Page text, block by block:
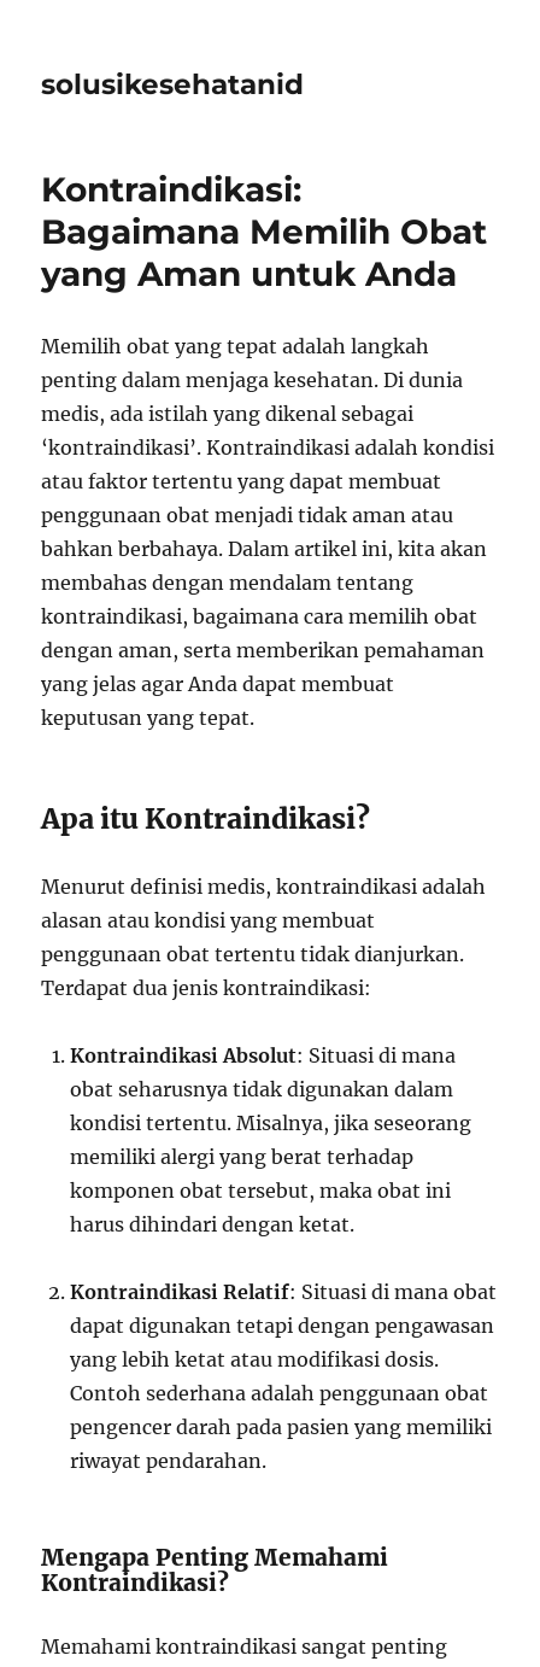
solusikesehatanid
Kontraindikasi:
Bagaimana Memilih Obat
yang Aman untuk Anda
Memilih obat yang tepat adalah langkah
penting dalam menjaga kesehatan. Di dunia
medis, ada istilah yang dikenal sebagai
‘kontraindikasi’. Kontraindikasi adalah kondisi
atau faktor tertentu yang dapat membuat
penggunaan obat menjadi tidak aman atau
bahkan berbahaya. Dalam artikel ini, kita akan
membahas dengan mendalam tentang
kontraindikasi, bagaimana cara memilih obat
dengan aman, serta memberikan pemahaman
yang jelas agar Anda dapat membuat
keputusan yang tepat.
Apa itu Kontraindikasi?
Menurut definisi medis, kontraindikasi adalah
alasan atau kondisi yang membuat
penggunaan obat tertentu tidak dianjurkan.
Terdapat dua jenis kontraindikasi:
Kontraindikasi Absolut: Situasi di mana
obat seharusnya tidak digunakan dalam
kondisi tertentu. Misalnya, jika seseorang
memiliki alergi yang berat terhadap
komponen obat tersebut, maka obat ini
harus dihindari dengan ketat.
Kontraindikasi Relatif: Situasi di mana obat
dapat digunakan tetapi dengan pengawasan
yang lebih ketat atau modifikasi dosis.
Contoh sederhana adalah penggunaan obat
pengencer darah pada pasien yang memiliki
riwayat pendarahan.
Mengapa Penting Memahami
Kontraindikasi?
Memahami kontraindikasi sangat penting